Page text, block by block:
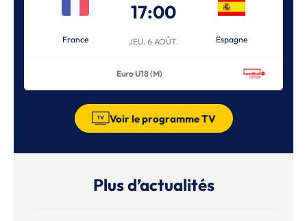
France
17:00
JEU. 6 AOÛT. Espagne
Euro U18 (M)
Voir le programme TV
Plus d’actualités